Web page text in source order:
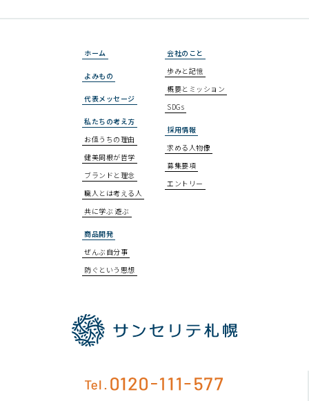
ホーム
よみもの
代表メッセージ
私たちの考え方
お値うちの理由
健美同根が哲学
ブランドと理念
職人とは考える人
共に学ぶ 遊ぶ
商品開発
ぜんぶ自分事
防ぐという思想
会社のこと
歩みと記憶
概要とミッション
SDGs
採用情報
求める人物像
募集要項
エントリー